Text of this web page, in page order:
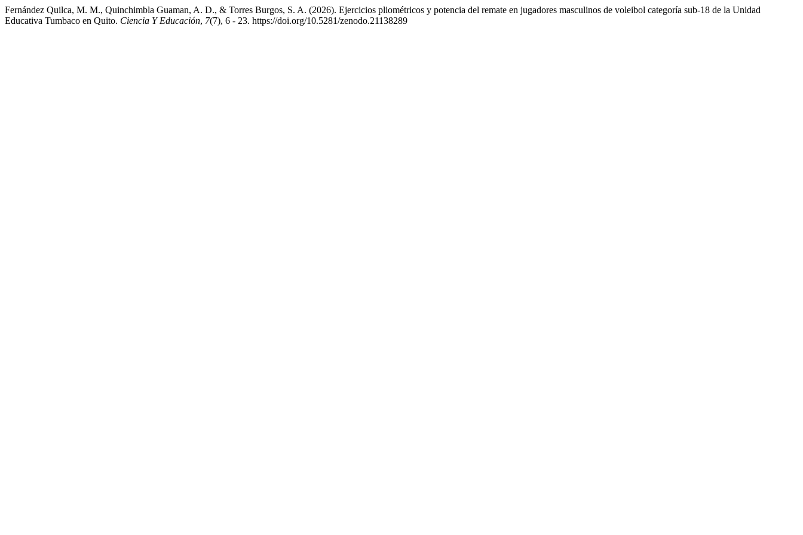
Fernández Quilca, M. M., Quinchimbla Guaman, A. D., & Torres Burgos, S. A. (2026). Ejercicios pliométricos y potencia del remate en jugadores masculinos de voleibol categoría sub-18 de la Unidad
Educativa Tumbaco en Quito. Ciencia Y Educación, 7(7), 6 - 23. https://doi.org/10.5281/zenodo.21138289